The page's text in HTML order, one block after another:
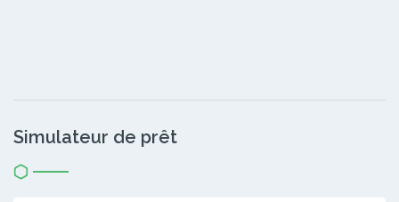
Simulateur de prêt